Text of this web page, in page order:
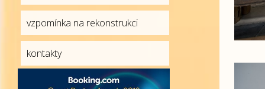
vzpomínka na rekonstrukci
kontakty